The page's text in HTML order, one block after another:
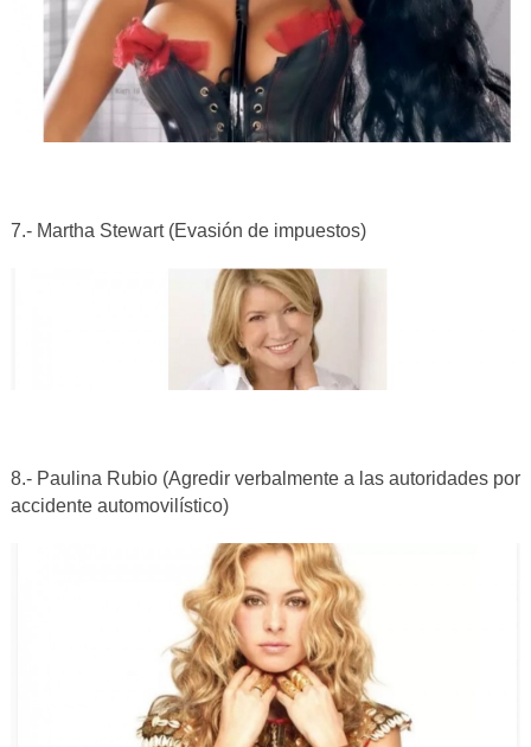
7.- Martha Stewart (Evasión de impuestos)
8.- Paulina Rubio (Agredir verbalmente a las autoridades por
accidente automovilístico)